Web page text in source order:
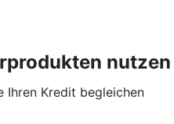
nutzen
Ihren Kredit begleichen